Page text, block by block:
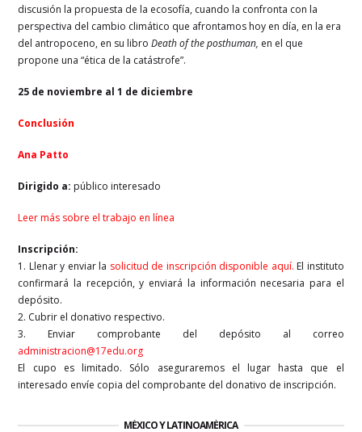
discusión la propuesta de la ecosofía, cuando la confronta con la
perspectiva del cambio climático que afrontamos hoy en día, en la era
del antropoceno, en su libroDeath of the posthuman, en el que
propone una “ética de la catástrofe”.
25 de noviembre al 1 de diciembre
Conclusión
Ana Patto
Dirigido a: público interesado
Leer más sobre el trabajo en línea
Inscripción:
1. Llenar y enviar la solicitud de inscripción disponible aquí. El instituto
confirmará la recepción, y enviará la información necesaria para el
depósito.
2. Cubrir el donativo respectivo.
3. Enviar comprobante del depósito al correo
administracion@17edu.org
El cupo es limitado. Sólo aseguraremos el lugar hasta que el
interesado envíe copia del comprobante del donativo de inscripción.
MÉXICO Y LATINOAMÉRICA